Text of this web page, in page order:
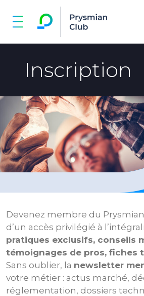
Inscription
Devenez membre du
d’un accès privilégié à
pratiques exclusifs, conseils
témoignages de pros, fiches
Sans oublier, la newsletter
votre métier : actus marché,
réglementation, dossiers